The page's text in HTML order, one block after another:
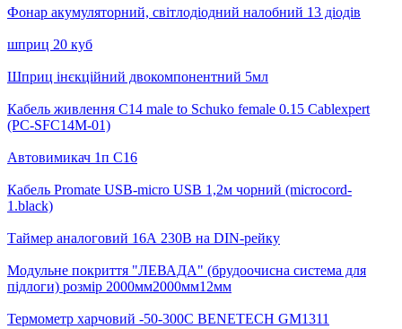
Фонар акумуляторний, світлодіодний налобний 13 діодів
шприц 20 куб
Шприц інєкційний двокомпонентний 5мл
Кабель живлення С14 male to Schuko female 0.15 Cablexpert
(PC-SFC14M-01)
Автовимикач 1п С16
Кабель Promate USB-micro USB 1,2м чорний (microcord-
1.black)
Таймер аналоговий 16А 230B на DIN-рейку
Модульне покриття "ЛЕВАДА" (брудоочисна система для
підлоги) розмір 2000мм2000мм12мм
Термометр харчовий -50-300С BENETECH GM1311